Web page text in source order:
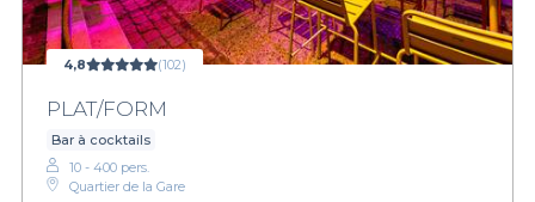
4,8 (102)
PLAT/FORM
Bar à cocktails
10 - 400 pers.
Quartier de la Gare